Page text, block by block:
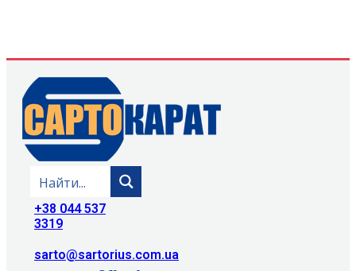
+38 044 537
3319
sarto@sartorius.com.ua